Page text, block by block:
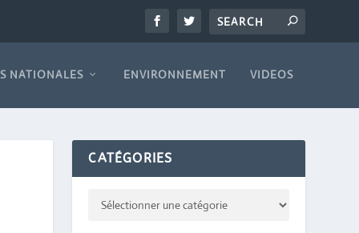
NATIONALES ENVIRONNEMENT VIDEOS
CATÉGORIES